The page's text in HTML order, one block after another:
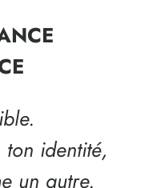
identité,
un autre.